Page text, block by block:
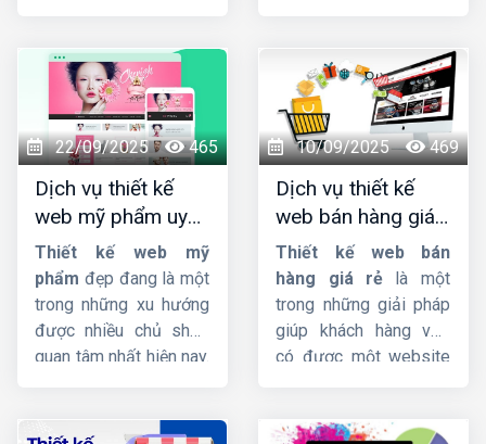
đẳng cấp, tích hợp sẵn
Responsive, cấu trúc
code chuẩn SEO hỗ trợ
lên Top Google nhanh
chóng quan trọng như
thế nào đối với trang
web ?
cấp dịch vụ
thiet ke
web shop thoi trang
uy tín, chuyên nghiệp,
giao diện đẹp, đảm
bảo chất lượng với giá
rẻ. Hãy liên hệ với đội
ngũ nhân viên tư vấn
củaHIG chúng tôi.
22/09/2025 465
Dịch vụ thiết kế
web mỹ phẩm uy
tín, chuyên nghiệp,
chuẩn SEO
Thiết kế web mỹ
phẩm đẹp đang là một
trong những xu hướng
được nhiều chủ shop
quan tâm nhất hiện nay.
shop mở rộng tệp
10/09/2025 469
Dịch vụ thiết kế
web bán hàng giá
rẻ, đẹp, chuyên
nghiệp
Thiết kế web bán
hàng giá rẻ
là một
trong những giải pháp
giúp khách hàng vừa
có được một website
chăng mà còn có thể